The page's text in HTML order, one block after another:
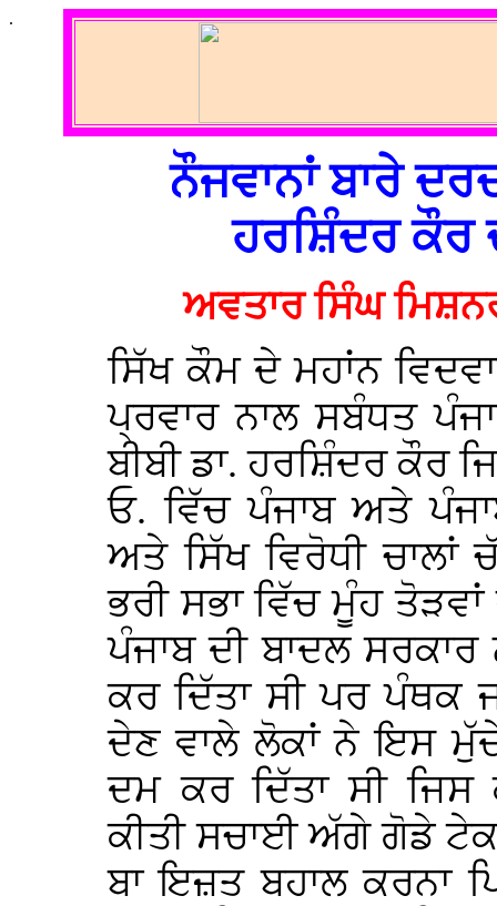
.
ਨੌਜਵਾਨਾਂ ਬਾਰੇ
ਹਰਸ਼ਿੰਦਰ ਕੌਰ
ਅਵਤਾਰ ਸਿੰਘ
ਸਿੱਖ ਕੌਮ ਦੇ ਮਹਾਂਨ
ਪ੍ਰਵਾਰ ਨਾਲ ਸਬੰਧਤ
ਬੀਬੀ ਡਾ. ਹਰਸ਼ਿੰਦਰ ਕੌਰ
ਓ. ਵਿੱਚ ਪੰਜਾਬ ਅਤੇ
ਅਤੇ ਸਿੱਖ ਵਿਰੋਧੀ
ਭਰੀ ਸਭਾ ਵਿੱਚ ਮੂੰਹ
ਪੰਜਾਬ ਦੀ ਬਾਦਲ
ਕਰ ਦਿੱਤਾ ਸੀ ਪਰ ਪੰਥਕ
ਦੇਣ ਵਾਲੇ ਲੋਕਾਂ ਨੇ ਇਸ
ਦਮ ਕਰ ਦਿੱਤਾ ਸੀ ਜਿਸ
ਕੀਤੀ ਸਚਾਈ ਅੱਗੇ ਗੋਡੇ
ਬਾ ਇਜ਼ਤ ਬਹਾਲ ਕਰਨਾ